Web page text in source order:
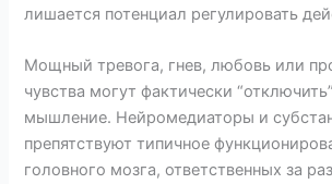
лишается потенциал регулировать
Мощный тревога, гнев, любовь или
чувства могут фактически
мышление. Нейромедиаторы и
препятствуют типичное
головного мозга, ответственных за